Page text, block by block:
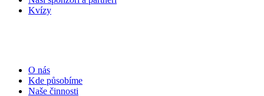
Kvízy
O nás
Kde působíme
Naše činnosti